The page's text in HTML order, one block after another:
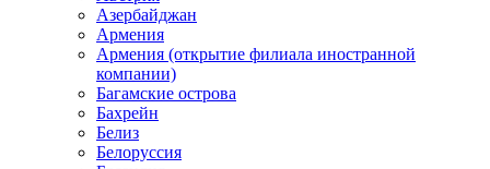
Азербайджан
Армения
Армения (открытие филиала иностранной
компании)
Багамские острова
Бахрейн
Белиз
Белоруссия